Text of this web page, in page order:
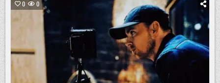
ALLES
BEGANN:
BEI
RTL!
MIT
DEM
„HEIDIFEST“
FEIERT
HEIDI
KLUM
AM
17.
0 0